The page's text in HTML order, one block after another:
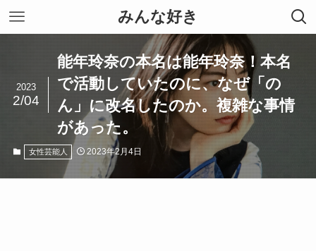
みんな好き
能年玲奈の本名は能年玲奈！本名
で活動していたのに、なぜ「の
ん」に改名したのか。複雑な事情
があった。
2023
2/04
女性芸能人 2023年2月4日